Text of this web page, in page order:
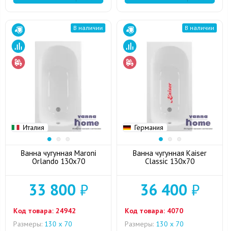
Италия
В наличии
Ванна чугунная Maroni
Orlando 130x70
33 800 ₽
Код товара: 24942
Размеры: 130 х 70
Германия
В наличии
Ванна чугунная Kaiser
Classic 130х70
36 400 ₽
Код товара: 4070
Размеры: 130 х 70